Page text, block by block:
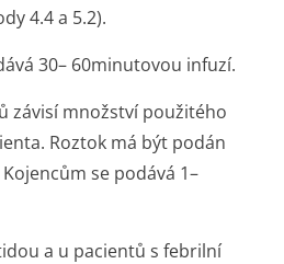
4.4 a 5.2).
30– 60minutovou infuzí.
závisí množství použitého
Roztok má být podán
se podává 1–
a u pacientů s febrilní